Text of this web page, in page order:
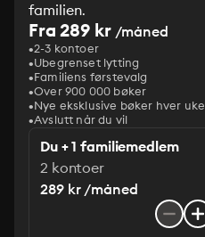
familien.
Fra 289 kr/måned
2-3 kontoer
Ubegrenset lytting
Familiens førstevalg
Over 900 000 bøker
Nye eksklusive bøker hver uke
Avslutt når du vil
Du + 1 familiemedlem
2 kontoer
289 kr /måned